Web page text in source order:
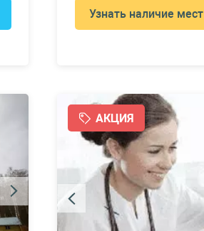
Узнать наличие мест
АКЦИЯ